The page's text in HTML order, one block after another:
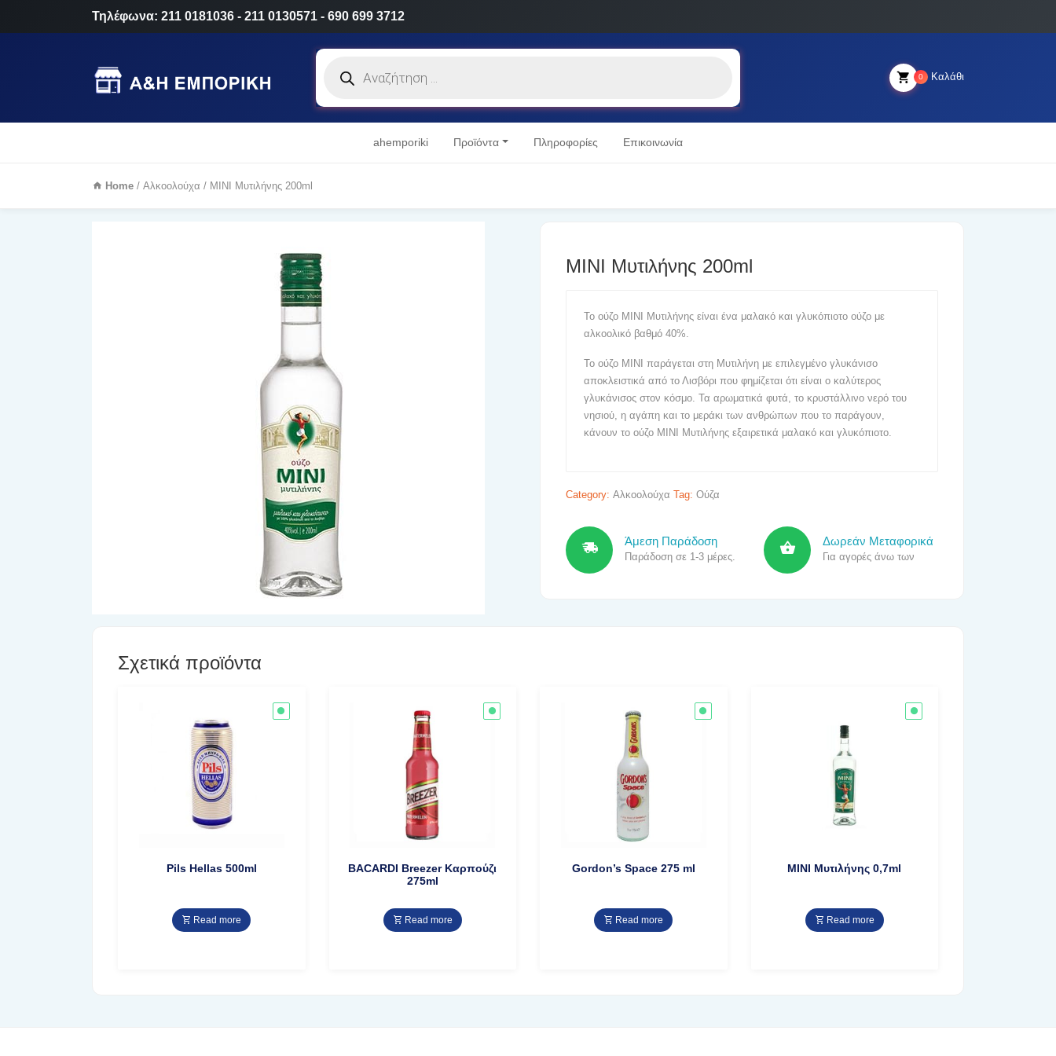
Τηλέφωνα: 211 0181036 - 211 0130571 - 690 699 3712
search
Καλάθι
0
ahemporiki Προϊόντα Πληροφορίες Επικοινωνία
Home / Αλκοολούχα / MINI Μυτιλήνης 200ml
MINI Μυτιλήνης 200ml
Το ούζο MINI Μυτιλήνης είναι ένα μαλακό και γλυκόπιοτο ούζο με
αλκοολικό βαθμό 40%.
Το ούζο ΜΙΝΙ παράγεται στη Μυτιλήνη με επιλεγμένο γλυκάνισο
αποκλειστικά από το Λισβόρι που φημίζεται ότι είναι ο καλύτερος
γλυκάνισος στον κόσμο. Τα αρωματικά φυτά, το κρυστάλλινο νερό του
νησιού, η αγάπη και το μεράκι των ανθρώπων που το παράγουν,
κάνουν το ούζο ΜΙΝΙ Μυτιλήνης εξαιρετικά μαλακό και γλυκόπιοτο.
Category: Αλκοολούχα Tag: Ούζα
Άμεση Παράδοση
Παράδοση σε 1-3 μέρες.
Δωρεάν Μεταφορικά
Για αγορές άνω των
Σχετικά προϊόντα
Pils Hellas 500ml
Read more
BACARDI Breezer Καρπούζι
275ml
Read more
Gordon’s Space 275 ml
Read more
MINI Μυτιλήνης 0,7ml
Read more